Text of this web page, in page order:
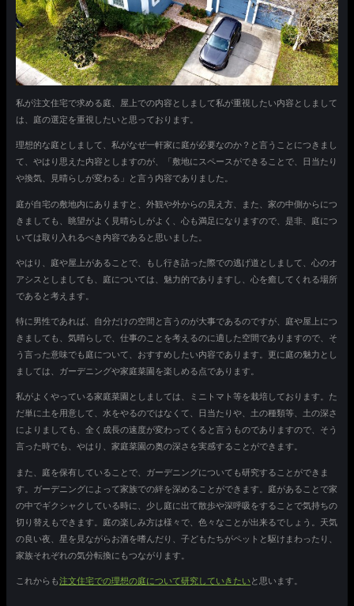
私が注文住宅で求める庭、屋上での内容としまして私が重視したい内容としまして
は、庭の選定を重視したいと思っております。
理想的な庭としまして、私がなぜ一軒家に庭が必要なのか？と言うことにつきまし
て、やはり思えた内容としますのが、「敷地にスペースができることで、日当たり
や換気、見晴らしが変わる」と言う内容でありました。
庭が自宅の敷地内にありますと、外観や外からの見え方、また、家の中側からにつ
きましても、眺望がよく見晴らしがよく、心も満足になりますので、是非、庭につ
いては取り入れるべき内容であると思いました。
やはり、庭や屋上があることで、もし行き詰った際での逃げ道としまして、心のオ
アシスとしましても、庭については、魅力的でありますし、心を癒してくれる場所
であると考えます。
特に男性であれば、自分だけの空間と言うのが大事であるのですが、庭や屋上につ
きましても、気晴らしで、仕事のことを考えるのに適した空間でありますので、そ
う言った意味でも庭について、おすすめしたい内容であります。更に庭の魅力とし
ましては、ガーデニングや家庭菜園を楽しめる点であります。
私がよくやっている家庭菜園としましては、ミニトマト等を栽培しております。た
だ単に土を用意して、水をやるのではなくて、日当たりや、土の種類等、土の深さ
によりましても、全く成長の速度が変わってくると言うものでありますので、そう
言った時でも、やはり、家庭菜園の奥の深さを実感することができます。
また、庭を保有していることで、ガーデニングについても研究することができま
す。ガーデニングによって家族での絆を深めることができます。庭があることで家
の中でギクシャクしている時に、少し庭に出て散歩や深呼吸をすることで気持ちの
切り替えもできます。庭の楽しみ方は様々で、色々なことが出来るでしょう。天気
の良い夜、星を見ながらお酒を嗜んだり、子どもたちがペットと駆けまわったり、
家族それぞれの気分転換にもつながります。
これからも注文住宅での理想の庭について研究していきたいと思います。